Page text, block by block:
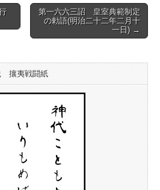
第一六六三詔 皇室典範制定
の勅語(明治二十二年二月十
一日) →
攘夷戦闘紙